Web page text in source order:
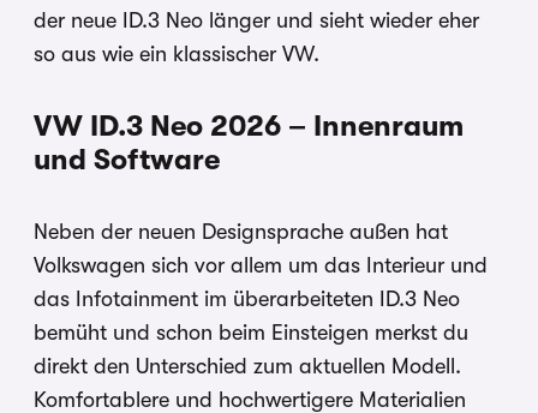
der neue ID.3 Neo länger und sieht wieder eher
so aus wie ein klassischer VW.
VW ID.3 Neo 2026 – Innenraum
und Software
Neben der neuen Designsprache außen hat
Volkswagen sich vor allem um das Interieur und
das Infotainment im überarbeiteten ID.3 Neo
bemüht und schon beim Einsteigen merkst du
direkt den Unterschied zum aktuellen Modell.
Komfortablere und hochwertigere Materialien